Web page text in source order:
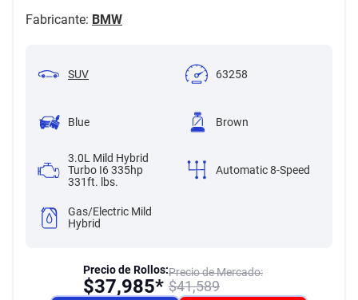
Fabricante: BMW
SUV 63258
Blue Brown
3.0L Mild Hybrid
Turbo I6 335hp
331ft. lbs.
Automatic 8-Speed
Gas/Electric Mild
Hybrid
Precio de Mercado:
$41,589
Precio de Rollos:
$37,985*